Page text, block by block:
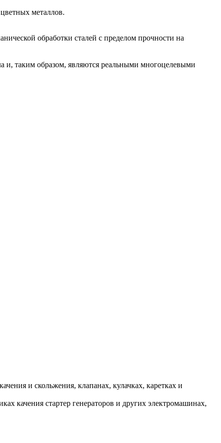
металлов.
обработки сталей с пределом прочности на
таким образом, являются реальными многоцелевыми
и скольжения, клапанах, кулачках, каретках и
качения стартер генераторов и других электромашинах,